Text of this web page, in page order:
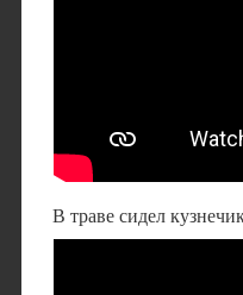
В траве сидел